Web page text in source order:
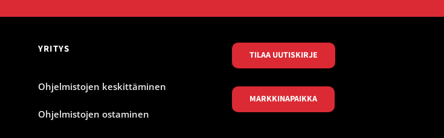
YRITYS
Ohjelmistojen keskittäminen
Ohjelmistojen ostaminen
TILAA UUTISKIRJE
MARKKINAPAIKKA